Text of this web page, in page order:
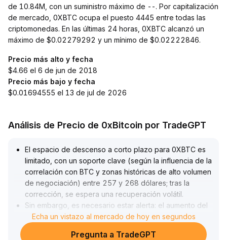
de 10.84M, con un suministro máximo de --. Por capitalización
de mercado, 0XBTC ocupa el puesto 4445 entre todas las
criptomonedas. En las últimas 24 horas, 0XBTC alcanzó un
máximo de $0.02279292 y un mínimo de $0.02222846.
Precio más alto y fecha
$4.66 el 6 de jun de 2018
Precio más bajo y fecha
$0.01694555 el 13 de jul de 2026
Análisis de Precio de 0xBitcoin por TradeGPT
El espacio de descenso a corto plazo para 0XBTC es
limitado, con un soporte clave (según la influencia de la
correlación con BTC y zonas históricas de alto volumen
de negociación) entre 257 y 268 dólares; tras la
corrección, se espera una recuperación volátil.
Sin embargo, es necesario estar alerta: el aumento del
apalancamiento en los mercados de derivados junto
con la tensión de liquidez eleva el riesgo de volatilidad
Echa un vistazo al mercado de hoy en segundos
Pregunta a TradeGPT